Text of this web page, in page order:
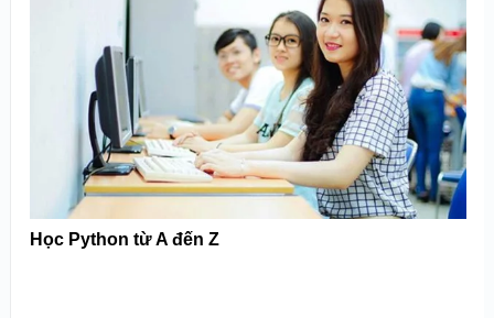
Học Python từ A đến Z